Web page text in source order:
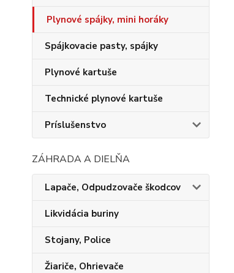
Plynové spájky, mini horáky
Spájkovacie pasty, spájky
Plynové kartuše
Technické plynové kartuše
Príslušenstvo
ZÁHRADA A DIELŇA
Lapače, Odpudzovače škodcov
Likvidácia buriny
Stojany, Police
Žiariče, Ohrievače